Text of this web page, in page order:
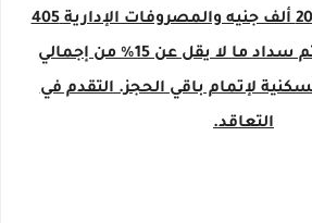
تكون خطورة الحجز 20 ألف جنيه والمصروفات الإدارية 405
جنيهات ، على أن يتم سداد ما لا يقل عن 15٪ من إجمالي
لإتمام باقي الحجز. التقدم في
التعاقد.